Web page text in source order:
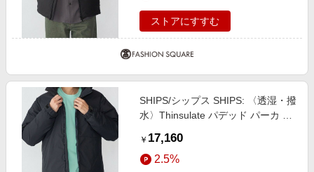
ストアにすすむ
SHIPS/シップス SHIPS: 〈透湿・撥
水〉Thinsulate パデッド パーカ コ
￥ 17,160
2.5%